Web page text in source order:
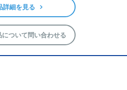
詳細を見る
について問い合わせる